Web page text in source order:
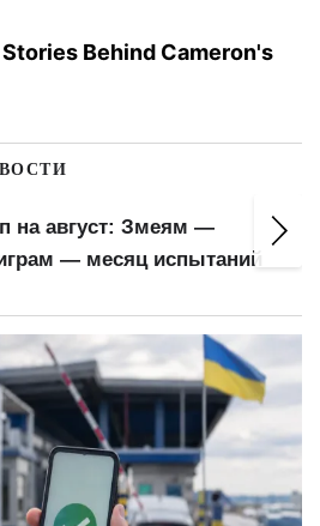
Behind Cameron's
на август: Змеям —
— месяц испытаний